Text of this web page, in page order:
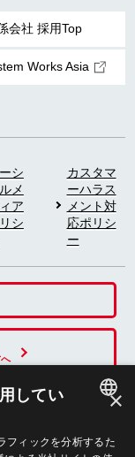
会社 採用Top
Works Asia
シ
メ
ア
シ
カスタマ
ーハラス
メント対
応ポリシ
ー
×
してい
フィックを分析するた